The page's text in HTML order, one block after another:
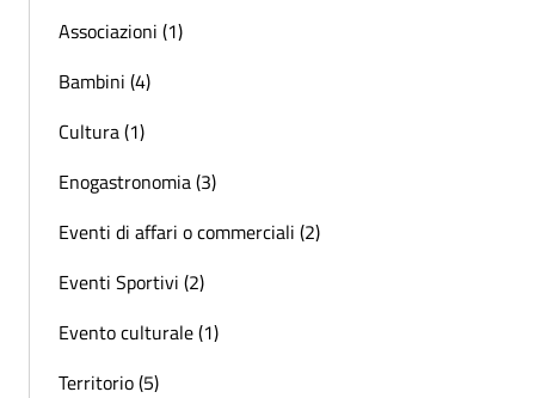
Associazioni (1)
Bambini (4)
Cultura (1)
Enogastronomia (3)
Eventi di affari o commerciali (2)
Eventi Sportivi (2)
Evento culturale (1)
Territorio (5)